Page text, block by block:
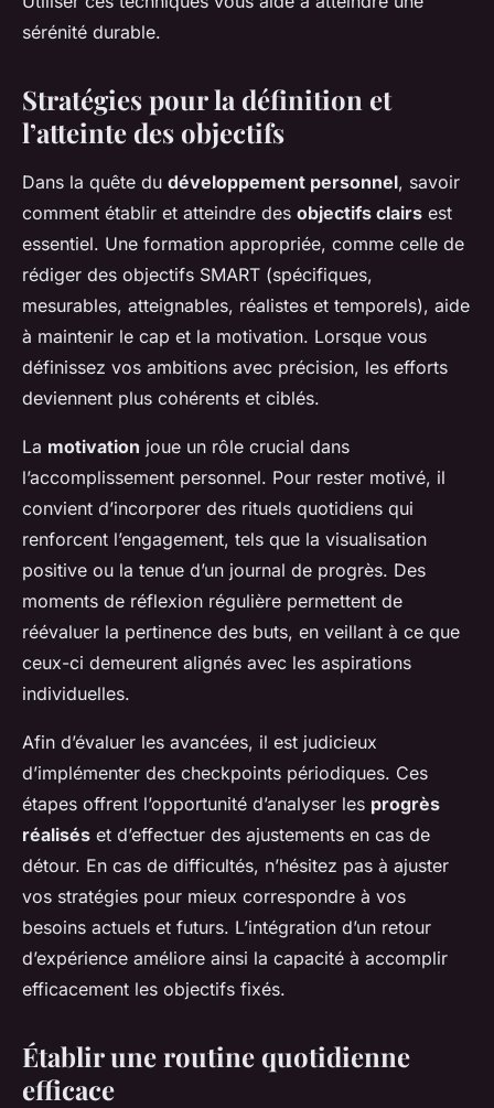
sérénité durable.
Stratégies pour la définition et
l’atteinte des objectifs
Dans la quête du développement personnel, savoir
comment établir et atteindre des objectifs clairs est
essentiel. Une formation appropriée, comme celle de
rédiger des objectifs SMART (spécifiques,
mesurables, atteignables, réalistes et temporels), aide
à maintenir le cap et la motivation. Lorsque vous
définissez vos ambitions avec précision, les efforts
deviennent plus cohérents et ciblés.
La motivation joue un rôle crucial dans
l’accomplissement personnel. Pour rester motivé, il
convient d’incorporer des rituels quotidiens qui
renforcent l’engagement, tels que la visualisation
positive ou la tenue d’un journal de progrès. Des
moments de réflexion régulière permettent de
réévaluer la pertinence des buts, en veillant à ce que
ceux-ci demeurent alignés avec les aspirations
individuelles.
Afin d’évaluer les avancées, il est judicieux
d’implémenter des checkpoints périodiques. Ces
étapes offrent l’opportunité d’analyser les progrès
réalisés et d’effectuer des ajustements en cas de
détour. En cas de difficultés, n’hésitez pas à ajuster
vos stratégies pour mieux correspondre à vos
besoins actuels et futurs. L’intégration d’un retour
d’expérience améliore ainsi la capacité à accomplir
efficacement les objectifs fixés.
Établir une routine quotidienne
efficace